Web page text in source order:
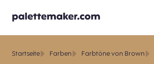
Startseite Farben Farbtöne von Brown